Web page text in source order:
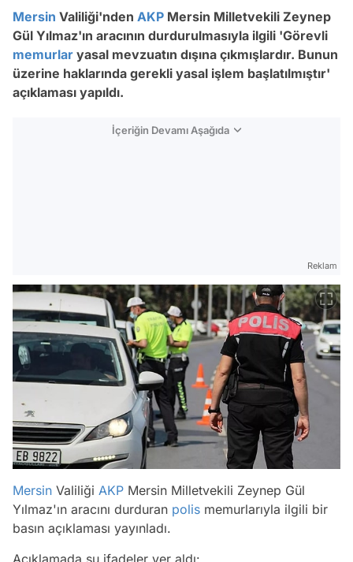
Mersin Valiliği'nden AKP Mersin Milletvekili Zeynep
Gül Yılmaz'ın aracının durdurulmasıyla ilgili 'Görevli
memurlar yasal mevzuatın dışına çıkmışlardır. Bunun
üzerine haklarında gerekli yasal işlem başlatılmıştır'
açıklaması yapıldı.
İçeriğin Devamı Aşağıda
Reklam
Mersin Valiliği AKP Mersin Milletvekili Zeynep Gül
Yılmaz'ın aracını durduran polis memurlarıyla ilgili bir
basın açıklaması yayınladı.
Açıklamada şu ifadeler yer aldı: